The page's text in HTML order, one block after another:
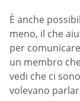
È anche
meno, il che
per
un membro
vedi che ci
volevano